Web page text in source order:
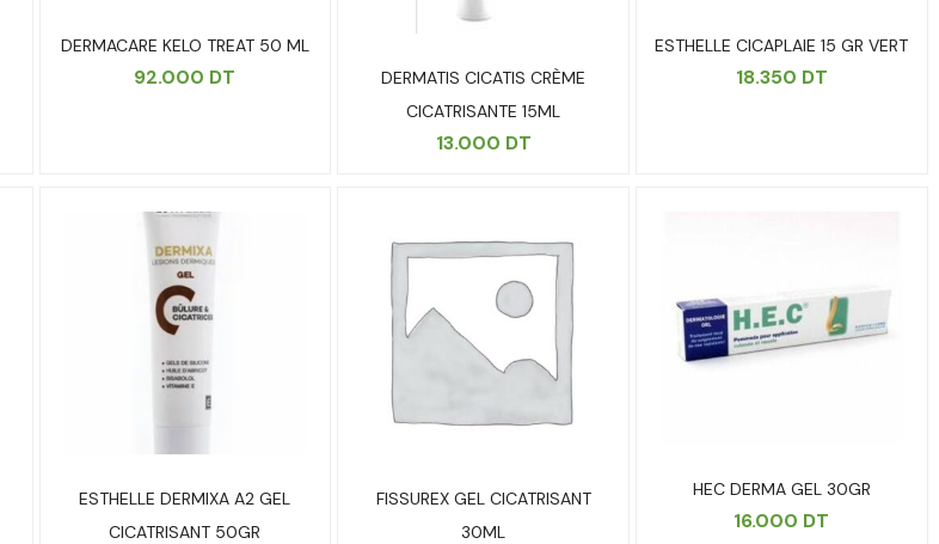
DERMACARE KELO TREAT 50 ML
92.000 DT
DERMATIS CICATIS CRÈME
CICATRISANTE 15ML
13.000 DT
ESTHELLE CICAPLAIE 15 GR VERT
18.350 DT
ESTHELLE DERMIXA A2 GEL
CICATRISANT 50GR
FISSUREX GEL CICATRISANT
30ML
HEC DERMA GEL 30GR
16.000 DT